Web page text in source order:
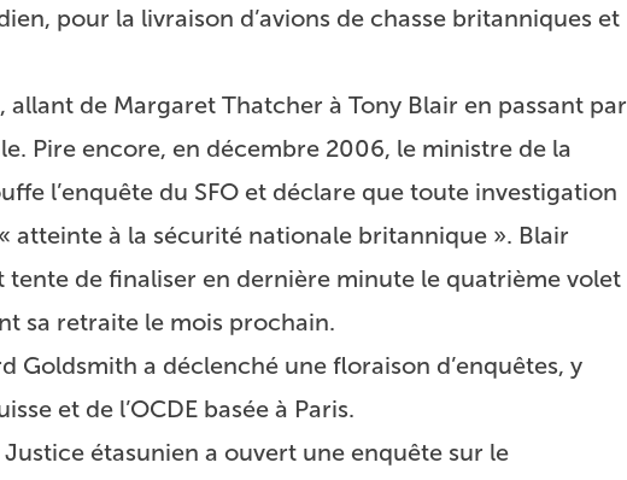
pour la livraison d’avions de chasse britanniques et
de Margaret Thatcher à Tony Blair en passant par
Pire encore, en décembre 2006, le ministre de la
l’enquête du SFO et déclare que toute investigation
atteinte à la sécurité nationale britannique ». Blair
de finaliser en dernière minute le quatrième volet
sa retraite le mois prochain.
Goldsmith a déclenché une floraison d’enquêtes, y
et de l’OCDE basée à Paris.
étasunien a ouvert une enquête sur le